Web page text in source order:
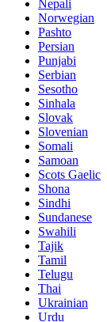
Nepali
Norwegian
Pashto
Persian
Punjabi
Serbian
Sesotho
Sinhala
Slovak
Slovenian
Somali
Samoan
Scots Gaelic
Shona
Sindhi
Sundanese
Swahili
Tajik
Tamil
Telugu
Thai
Ukrainian
Urdu